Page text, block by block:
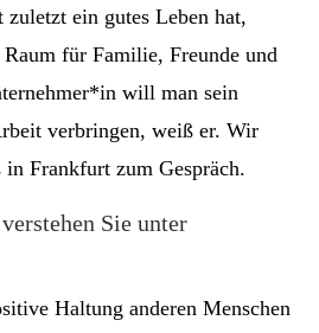
ein gutes Leben hat,
für Familie, Freunde und
will man sein
verbringen, weiß er. Wir
in Frankfurt zum Gespräch.
Sie unter
Haltung anderen Menschen